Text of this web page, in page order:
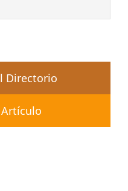
Directorio